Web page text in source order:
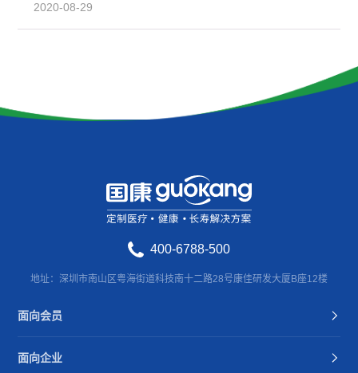
2020-08-29
400-6788-500
地址：深圳市南山区粤海街道科技南十二路28号康佳研发大厦B座12楼
面向会员
面向企业